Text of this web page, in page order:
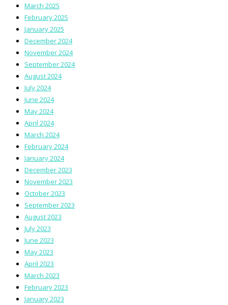
March 2025
February 2025
January 2025
December 2024
November 2024
September 2024
August 2024
July 2024
June 2024
May 2024
April 2024
March 2024
February 2024
January 2024
December 2023
November 2023
October 2023
September 2023
August 2023
July 2023
June 2023
May 2023
April 2023
March 2023
February 2023
January 2023